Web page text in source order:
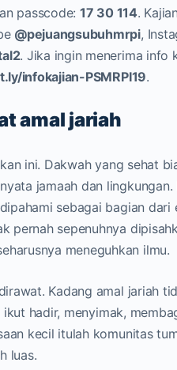
passcode: 17 30 114.
@pejuangsubuhmrpi,
. Jika ingin menerima info
infokajian-PSMRPI19.
amal jariah
ini. Dakwah yang sehat
jamaah dan lingkungan.
sebagai bagian dari
pernah sepenuhnya
meneguhkan ilmu.
Kadang amal jariah
hadir, menyimak,
kecil itulah komunitas
luas.